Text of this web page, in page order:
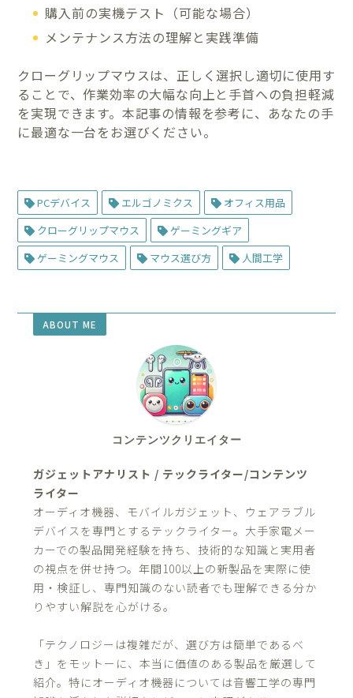
購入前の実機テスト（可能な場合）
メンテナンス方法の理解と実践準備
クローグリップマウスは、正しく選択し適切に使用す
ることで、作業効率の大幅な向上と手首への負担軽減
を実現できます。本記事の情報を参考に、あなたの手
に最適な一台をお選びください。
PCデバイス エルゴノミクス
オフィス用品
クローグリップマウス
ゲーミングギア
ゲーミングマウス
マウス選び方 人間工学
ABOUT ME
コンテンツクリエイター
ガジェットアナリスト / テックライター/コンテンツ
ライター
オーディオ機器、モバイルガジェット、ウェアラブル
デバイスを専門とするテックライター。大手家電メー
カーでの製品開発経験を持ち、技術的な知識と実用者
の視点を併せ持つ。年間100以上の新製品を実際に使
用・検証し、専門知識のない読者でも理解できる分か
りやすい解説を心がける。
「テクノロジーは複雑だが、選び方は簡単であるべ
き」をモットーに、本当に価値のある製品を厳選して
紹介。特にオーディオ機器については音響工学の専門